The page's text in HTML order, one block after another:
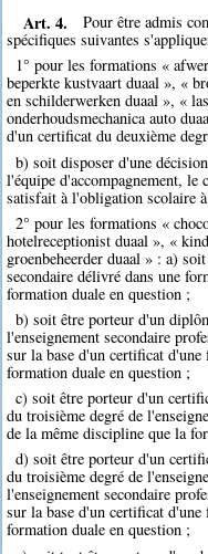
Art. 4.
Pour être admis
spécifiques suivantes
1° pour les formations «
beperkte kustvaart duaal », «
en schilderwerken duaal », «
onderhoudsmechanica auto
d'un certificat du deuxième
b) soit disposer d'une
l'équipe d'accompagnement, le
satisfait à l'obligation scolaire
2° pour les formations «
hotelreceptionist duaal », «
groenbeheerder duaal » : a)
secondaire délivré dans une
formation duale en question ;
b) soit être porteur d'un
l'enseignement secondaire
sur la base d'un certificat
formation duale en question ;
c) soit être porteur d'un
du troisième degré de
de la même discipline que la
d) soit être porteur d'un
du troisième degré de
l'enseignement secondaire
sur la base d'un certificat
formation duale en question ;